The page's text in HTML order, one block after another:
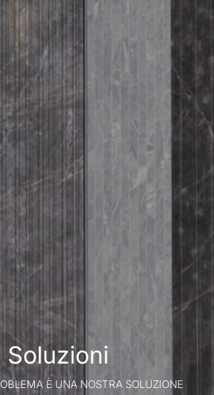
Soluzioni
È UNA NOSTRA SOLUZIONE